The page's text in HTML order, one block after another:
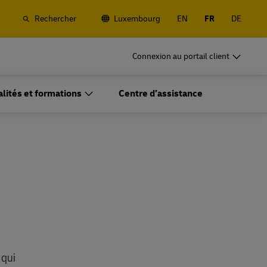
Rechercher Luxembourg EN FR DE
Connexion au portail client
et de
Frequent Shippers
découvrez les avantages de l'ouverture d'un
et formations Centre d’assistance